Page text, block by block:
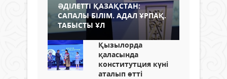
ӘДІЛЕТТІ ҚАЗАҚСТАН:
САПАЛЫ БІЛІМ. АДАЛ ҰРПАҚ.
ТАБЫСТЫ ҰЛ
Қызылорда
қаласында
конститутция күні
аталып өтті